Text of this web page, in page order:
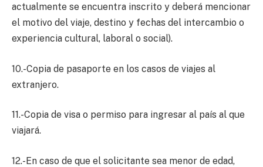
actualmente se encuentra inscrito y deberá mencionar
el motivo del viaje, destino y fechas del intercambio o
experiencia cultural, laboral o social).
10.-Copia de pasaporte en los casos de viajes al
extranjero.
11.-Copia de visa o permiso para ingresar al país al que
viajará.
12.-En caso de que el solicitante sea menor de edad,